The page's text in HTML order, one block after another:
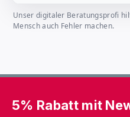
Unser digitaler Beratungsprofi
Mensch auch Fehler machen.
5% Rabatt mit